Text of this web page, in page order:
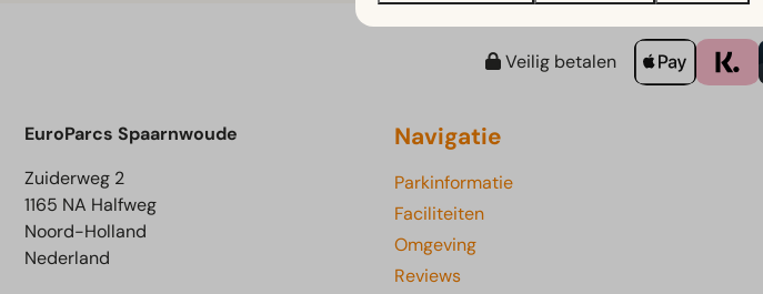
Veilig betalen
EuroParcs Spaarnwoude
Zuiderweg 2
1165 NA Halfweg
Noord-Holland
Nederland
Navigatie
Parkinformatie
Faciliteiten
Omgeving
Reviews